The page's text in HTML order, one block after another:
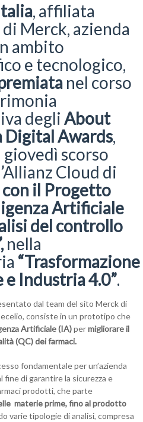
, affiliata
Merck, azienda
ambito
e tecnologico,
nel corso
degli About
Digital Awards,
scorso
Cloud di
con il Progetto
Artificiale
del controllo
nella
“Trasformazione
e Industria 4.0”.
dal team del sito Merck di
consiste in un prototipo che
Artificiale(IA)permigliorare il
(QC) dei farmaci.
fondamentale per un’azienda
fine di garantire la sicurezza e
prodotti, che parte
materie prime, fino al prodotto
varie tipologie di analisi, compresa